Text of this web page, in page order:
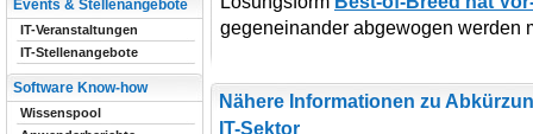
gegeneinander abgewogen werden
Nähere Informationen zu
IT-Sektor
Events & Stellenangebote
IT-Veranstaltungen
IT-Stellenangebote
Software Know-how
Wissenspool